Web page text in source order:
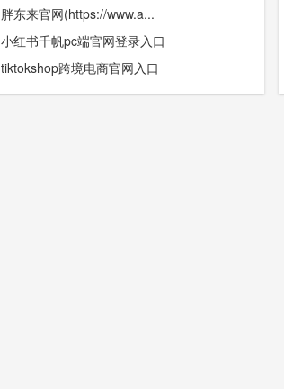
胖东来官网(https://www.a...
小红书千帆pc端官网登录入口
tiktokshop跨境电商官网入口